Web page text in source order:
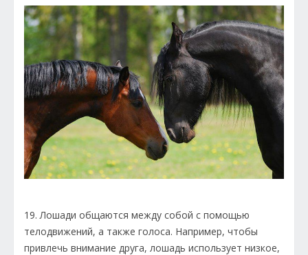
19. Лошади общаются между собой с помощью
телодвижений, а также голоса. Например, чтобы
привлечь внимание друга, лошадь использует низкое,